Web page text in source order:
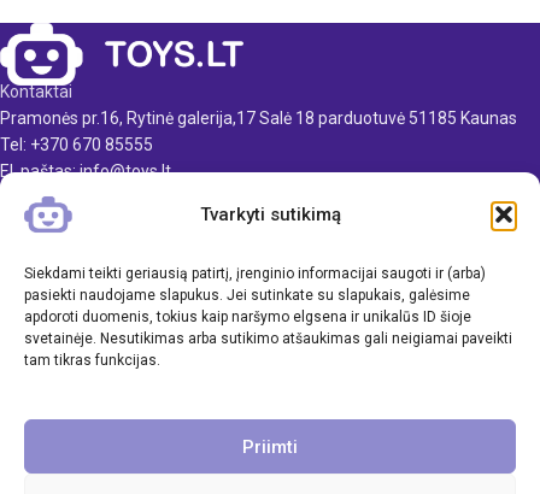
Tvarkyti sutikimą
Siekdami teikti geriausią patirtį, įrenginio informacijai saugoti ir (arba)
pasiekti naudojame slapukus. Jei sutinkate su slapukais, galėsime
apdoroti duomenis, tokius kaip naršymo elgsena ir unikalūs ID šioje
svetainėje. Nesutikimas arba sutikimo atšaukimas gali neigiamai paveikti
tam tikras funkcijas.
Priimti
Produkto išmatavimai: 24,5 x
26 x 15,5 cm
Rekomenduojamas amžius:
nuo 3 metų
Reikalingi elementai: 2xAA
(nepridedama)
Kontaktai
Pramonės pr.16, Rytinė galerija,17 Salė 18 parduotuvė 51185 Kaunas
Tel: +370 670 85555
El. paštas: info@toys.lt
TOYS.LT
KLIENTAMS
INFORMACIJA